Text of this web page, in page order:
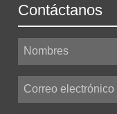
Contáctanos
Nombres
Correo electrónico